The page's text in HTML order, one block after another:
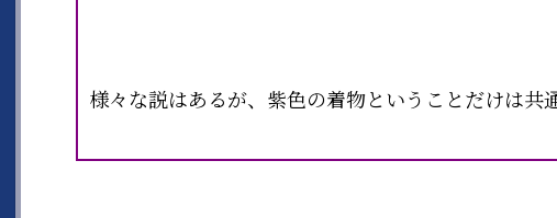
様々な説はあるが、紫色の着物ということだけは共